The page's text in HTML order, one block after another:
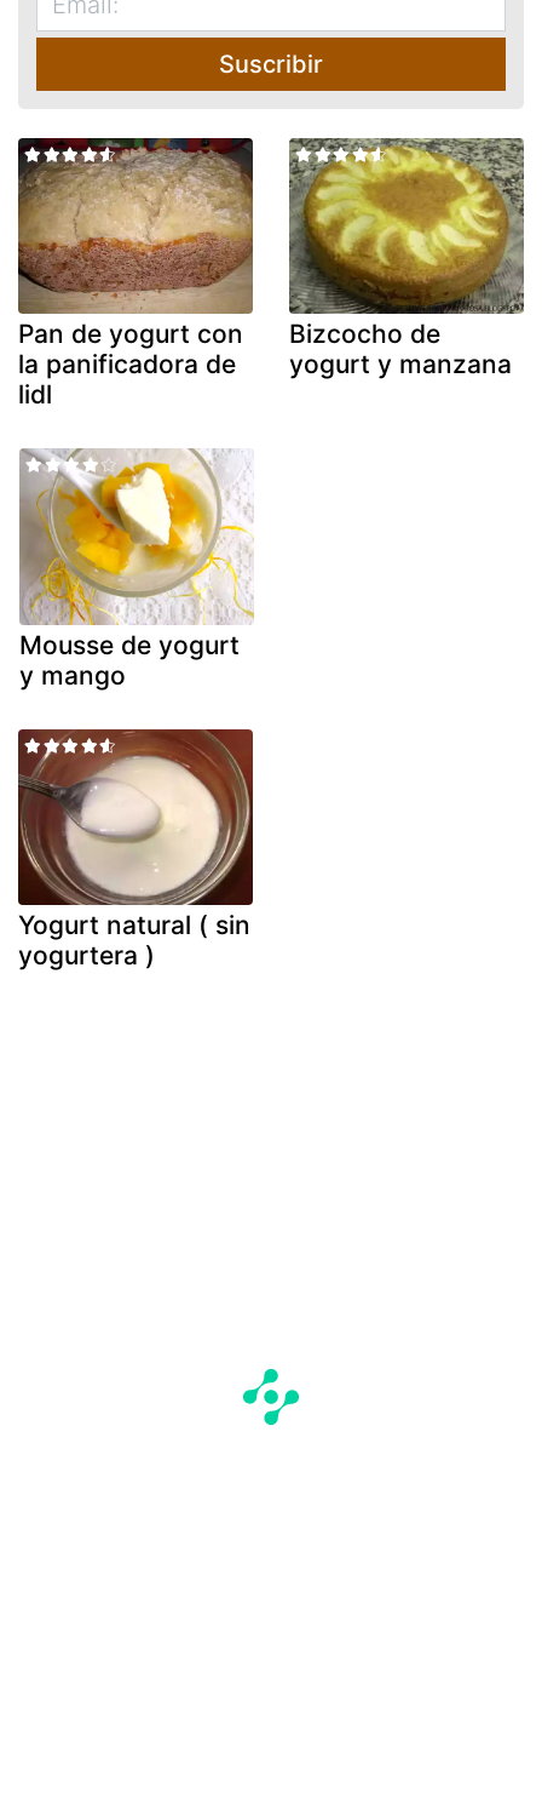
Suscribir
Pan de yogurt con
la panificadora de
lidl
Bizcocho de
yogurt y manzana
Mousse de yogurt
y mango
Yogurt natural ( sin
yogurtera )